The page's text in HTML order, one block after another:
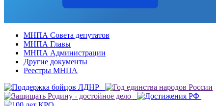
МНПА Совета депутатов
МНПА Главы
МНПА Администрации
Другие документы
Реестры МНПА